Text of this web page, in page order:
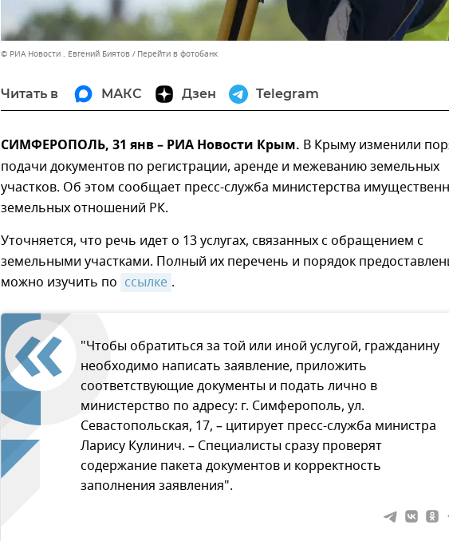
© РИА Новости . Евгений Биятов Перейти в фотобанк
Читать в МАКС Дзен Telegram
СИМФЕРОПОЛЬ, 31 янв – РИА Новости Крым. В Крыму изменили
подачи документов по регистрации, аренде и межеванию земельных
участков. Об этом сообщает пресс-служба министерства
земельных отношений РК.
Уточняется, что речь идет о 13 услугах, связанных с обращением с
земельными участками. Полный их перечень и порядок
можно изучить по ссылке .
"Чтобы обратиться за той или иной услугой, гражданину
необходимо написать заявление, приложить
соответствующие документы и подать лично в
министерство по адресу: г. Симферополь, ул.
Севастопольская, 17, – цитирует пресс-служба министра
Ларису Кулинич. – Специалисты сразу проверят
содержание пакета документов и корректность
заполнения заявления".